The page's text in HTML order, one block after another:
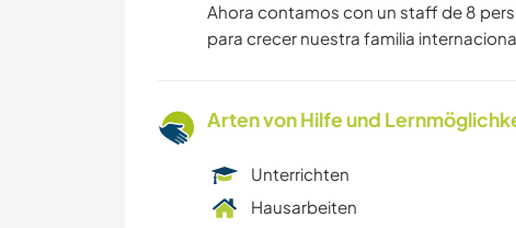
Ahora contamos con un staff de 8
para crecer nuestra familia
Arten von Hilfe und
Unterrichten
Hausarbeiten